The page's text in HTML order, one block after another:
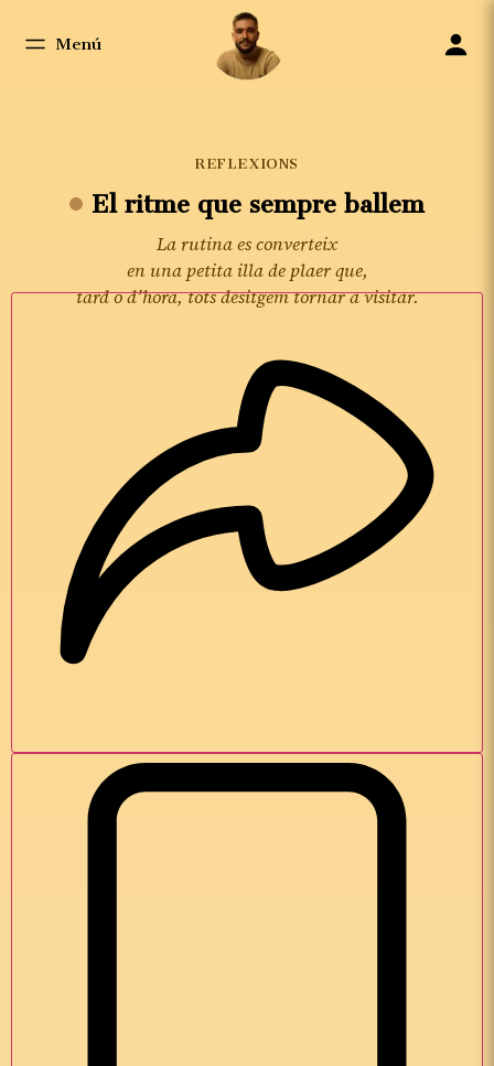
Menú
REFLEXIONS
El ritme que sempre ballem
La rutina es converteix
en una petita illa de plaer que,
tard o d’hora, tots desitgem tornar a visitar.